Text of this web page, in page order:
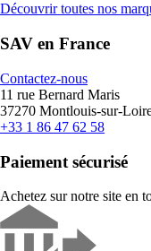
Découvrir toutes nos
SAV en France
Contactez-nous
11 rue Bernard Maris
37270 Montlouis-sur-
+33 1 86 47 62 58
Paiement sécurisé
Achetez sur notre site en